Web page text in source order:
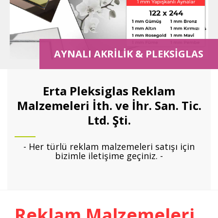
AYNALI AKRİLİK & PLEKSİGLAS
Erta Pleksiglas Reklam
Malzemeleri İth. ve İhr. San. Tic.
Ltd. Şti.
- Her türlü reklam malzemeleri satışı için
bizimle iletişime geçiniz. -